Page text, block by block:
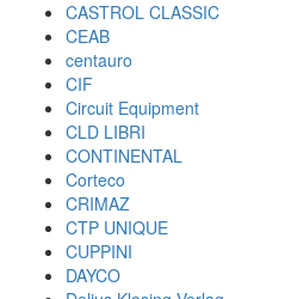
CASTROL CLASSIC
CEAB
centauro
CIF
Circuit Equipment
CLD LIBRI
CONTINENTAL
Corteco
CRIMAZ
CTP UNIQUE
CUPPINI
DAYCO